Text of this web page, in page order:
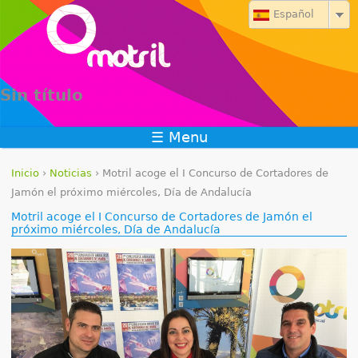
Jump to navigation
Sin título
Español
☰ Menu
S
e
e
n
c
u
Inicio › Noticias › Motril acoge el I Concurso de Cortadores de
Jamón el próximo miércoles, Día de Andalucía
Motril acoge el I Concurso de Cortadores de Jamón el
próximo miércoles, Día de Andalucía